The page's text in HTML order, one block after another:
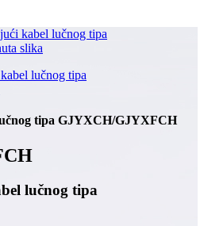
tipa GJYXCH/GJYXFCH
lučnog tipa